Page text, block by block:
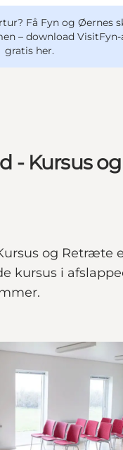
Få Fyn og Øernes
– download VisitFyn-
gratis her.
- Kursus og
og Retræte
kursus i